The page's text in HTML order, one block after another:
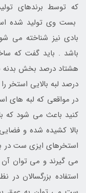
که توسط برندهای
بست وی تولید شده
بادی نیز شناخته می
باشد . باید گفت که
هشتاد درصد بخش بدنه
درصد لبه بالایی
در مواقعی که لبه های
کنید باعث می شود که
بالا کشیده شده و
استخرهای ایزی ست در
می گیرند و می توان آن
استفاده بزرگسالان